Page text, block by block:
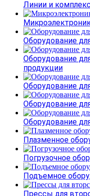
Линии и
Оборудование
Оборудование
продукции
Оборудование
Оборудование
Оборудование
Плазменное
Погрузочное
Подъемное
Прессы для